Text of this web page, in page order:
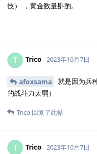
技） ，黄金数量斟酌。
T Trico 2023年10月7日
afoxsama
就是因为兵
的战斗力太弱）
Trico 回复了此帖
T Trico 2023年10月7日